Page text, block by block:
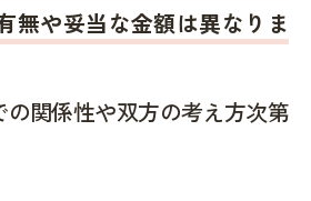
無や妥当な金額は異なりま
関係性や双方の考え方次第